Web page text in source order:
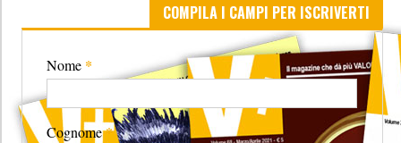
COMPILA I CAMPI PER ISCRIVERTI
Nome *
Cognome*